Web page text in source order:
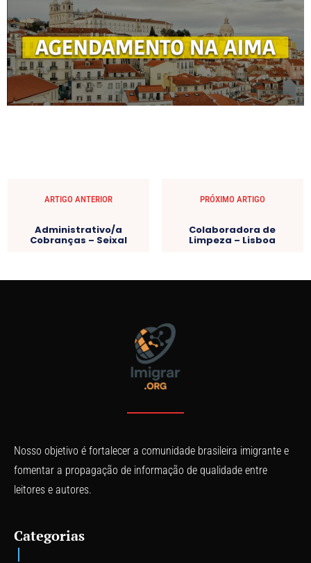
ARTIGO ANTERIOR
Administrativo/a
Cobranças – Seixal
PRÓXIMO ARTIGO
Colaboradora de
Limpeza – Lisboa
Nosso objetivo é fortalecer a comunidade brasileira imigrante e
fomentar a propagação de informação de qualidade entre
leitores e autores.
Categorias